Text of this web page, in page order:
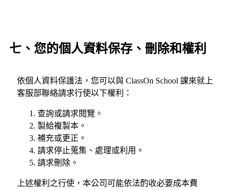
七、您的個人資料保存、刪除和權利
依個人資料保護法，您可以與 ClassOn School 課來就上
客服部聯絡請求行使以下權利：
查詢或請求閱覽。
製給複製本。
補充或更正。
請求停止蒐集、處理或利用。
請求刪除。
上述權利之行使，本公司可能依法酌收必要成本費